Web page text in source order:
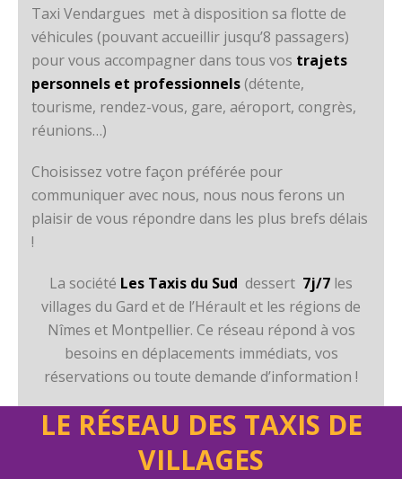
Taxi Vendargues met à disposition sa flotte de
véhicules (pouvant accueillir jusqu’8 passagers)
pour vous accompagner dans tous vos trajets
personnels et professionnels(détente,
tourisme, rendez-vous, gare, aéroport, congrès,
réunions…)
Choisissez votre façon préférée pour
communiquer avec nous, nous nous ferons un
plaisir de vous répondre dans les plus brefs délais
!
La société Les Taxis du Sud dessert 7j/7 les
villages du Gard et de l’Hérault et les régions de
Nîmes et Montpellier. Ce réseau répond à vos
besoins en déplacements immédiats, vos
réservations ou toute demande d’information !
LE RÉSEAU DES TAXIS DE
VILLAGES